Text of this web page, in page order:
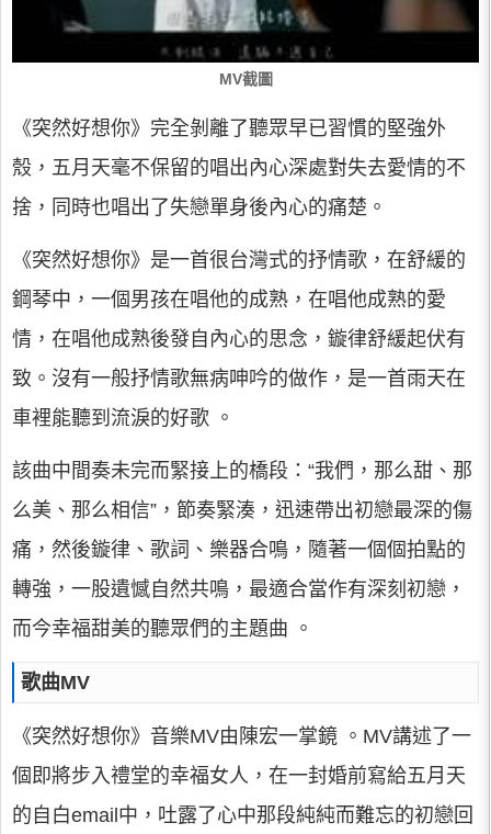
MV截圖
《突然好想你》完全剝離了聽眾早已習慣的堅強外
殼，五月天毫不保留的唱出內心深處對失去愛情的不
捨，同時也唱出了失戀單身後內心的痛楚。
《突然好想你》是一首很台灣式的抒情歌，在舒緩的
鋼琴中，一個男孩在唱他的成熟，在唱他成熟的愛
情，在唱他成熟後發自內心的思念，鏇律舒緩起伏有
致。沒有一般抒情歌無病呻吟的做作，是一首雨天在
車裡能聽到流淚的好歌 。
該曲中間奏未完而緊接上的橋段：“我們，那么甜、那
么美、那么相信”，節奏緊湊，迅速帶出初戀最深的傷
痛，然後鏇律、歌詞、樂器合鳴，隨著一個個拍點的
轉強，一股遺憾自然共鳴，最適合當作有深刻初戀，
而今幸福甜美的聽眾們的主題曲 。
歌曲MV
《突然好想你》音樂MV由陳宏一掌鏡 。MV講述了一
個即將步入禮堂的幸福女人，在一封婚前寫給五月天
的自白email中，吐露了心中那段純純而難忘的初戀回